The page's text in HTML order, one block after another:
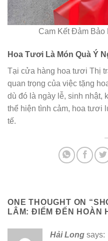
Cam Kết Đảm Bảo
Hoa Tươi Là Món Quà Ý
Tại cửa hàng hoa tươi Thị
quan trọng của việc tặng
dù đó là ngày lễ, sinh nhật,
thể hiện tình cảm, hoa tươi
tế.
ONE THOUGHT ON “
LÂM: ĐIỂM ĐẾN HOÀN
Hải Long says: